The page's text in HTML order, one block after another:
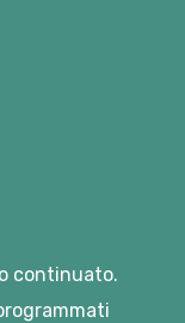
continuato.